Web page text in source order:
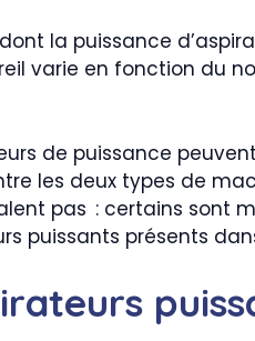
la puissance
varie en fonction du
de puissance
les deux types de
pas : certains sont
puissants présents